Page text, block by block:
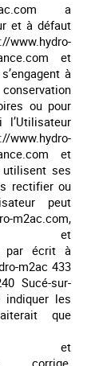
a
et à défaut
et
à
ou pour
et
utilisent ses
rectifier ou
peut
et
par écrit à
m2ac 433
Sucé-sur-
indiquer les
que
et
corrige,